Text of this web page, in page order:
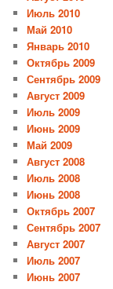
Июль 2010
Май 2010
Январь 2010
Октябрь 2009
Сентябрь 2009
Август 2009
Июль 2009
Июнь 2009
Май 2009
Август 2008
Июль 2008
Июнь 2008
Октябрь 2007
Сентябрь 2007
Август 2007
Июль 2007
Июнь 2007